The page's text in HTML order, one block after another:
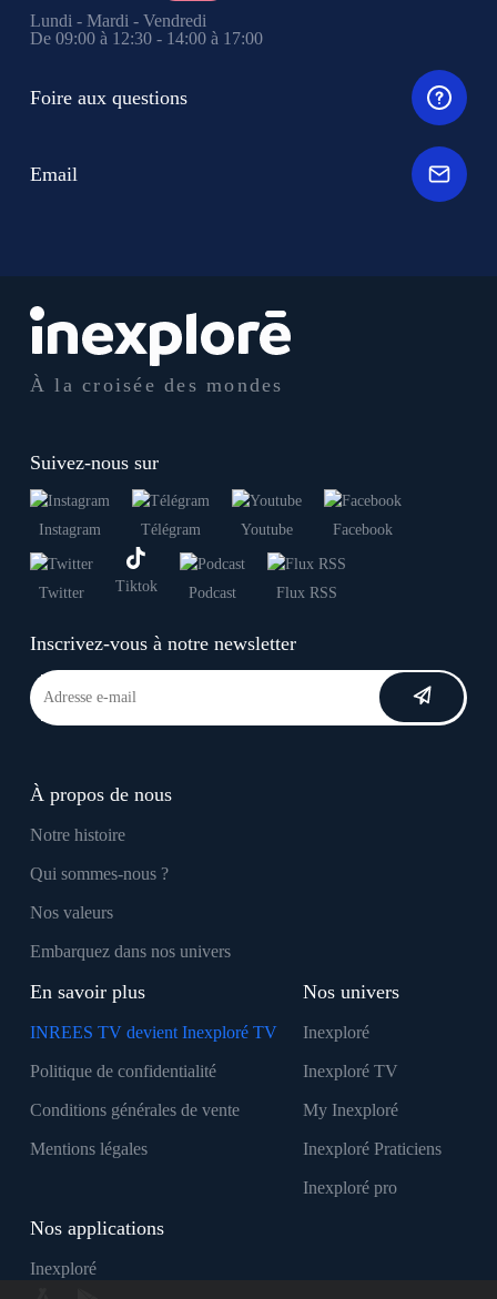
À la croisée des mondes
Suivez-nous sur
Instagram Télégram Youtube Facebook
Twitter Tiktok Podcast Flux RSS
Inscrivez-vous à notre newsletter
À propos de nous
Notre histoire
Qui sommes-nous ?
Nos valeurs
Embarquez dans nos univers
En savoir plus
INREES TV devient Inexploré TV
Politique de confidentialité
Conditions générales de vente
Mentions légales
Nos univers
Inexploré
Inexploré TV
My Inexploré
Inexploré Praticiens
Inexploré pro
Nos applications
Inexploré
Lundi - Mardi - Vendredi
De 09:00 à 12:30 - 14:00 à 17:00
Foire aux questions
Email